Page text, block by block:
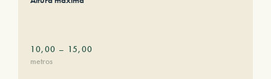
10,00 – 15,00
metros